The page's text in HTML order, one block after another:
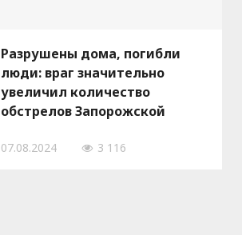
Разрушены дома, погибли
люди: враг значительно
увеличил количество
обстрелов Запорожской
07.08.2024 3 116